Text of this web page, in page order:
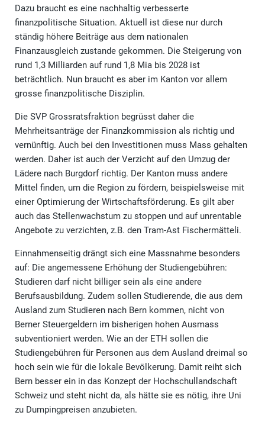
Dazu braucht es eine nachhaltig verbesserte
finanzpolitische Situation. Aktuell ist diese nur durch
ständig höhere Beiträge aus dem nationalen
Finanzausgleich zustande gekommen. Die Steigerung von
rund 1,3 Milliarden auf rund 1,8 Mia bis 2028 ist
beträchtlich. Nun braucht es aber im Kanton vor allem
grosse finanzpolitische Disziplin.
Die SVP Grossratsfraktion begrüsst daher die
Mehrheitsanträge der Finanzkommission als richtig und
vernünftig. Auch bei den Investitionen muss Mass gehalten
werden. Daher ist auch der Verzicht auf den Umzug der
Lädere nach Burgdorf richtig. Der Kanton muss andere
Mittel finden, um die Region zu fördern, beispielsweise mit
einer Optimierung der Wirtschaftsförderung. Es gilt aber
auch das Stellenwachstum zu stoppen und auf unrentable
Angebote zu verzichten, z.B. den Tram-Ast Fischermätteli.
Einnahmenseitig drängt sich eine Massnahme besonders
auf: Die angemessene Erhöhung der Studiengebühren:
Studieren darf nicht billiger sein als eine andere
Berufsausbildung. Zudem sollen Studierende, die aus dem
Ausland zum Studieren nach Bern kommen, nicht von
Berner Steuergeldern im bisherigen hohen Ausmass
subventioniert werden. Wie an der ETH sollen die
Studiengebühren für Personen aus dem Ausland dreimal so
hoch sein wie für die lokale Bevölkerung. Damit reiht sich
Bern besser ein in das Konzept der Hochschullandschaft
Schweiz und steht nicht da, als hätte sie es nötig, ihre Uni
zu Dumpingpreisen anzubieten.